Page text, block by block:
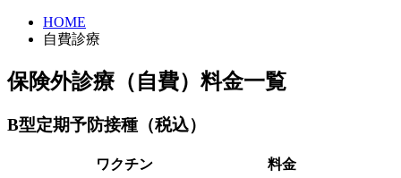
HOME
自費診療
保険外診療（自費）料金一覧
B型定期予防接種（税込）
ワクチン
料金